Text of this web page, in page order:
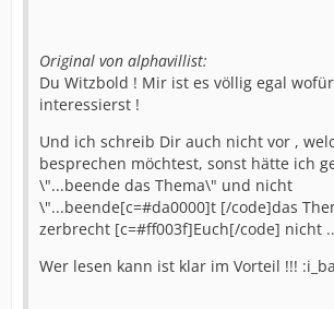
Original von alphavillist:
Du Witzbold ! Mir ist es völlig egal
interessierst !
Und ich schreib Dir auch nicht vor ,
besprechen möchtest, sonst hätte ich
\"...beende das Thema\" und nicht
\"...beende[c=#da0000]t [/code]das
zerbrecht [c=#ff003f]Euch[/code] nicht
Wer lesen kann ist klar im Vorteil !!!